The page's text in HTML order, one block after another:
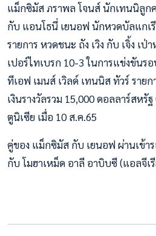
แม็กซิมัส ภราพล โจนส์ นักเทนนิลูก
กับ แอนโธนี่ เยนอฟ นักหวดบัลแกเ
รายการ หวดชนะ ถัง เวิง กับ เจิ้ง เ
เปอร์ไทเบรก 10-3 ในการแข่งขันร
ทีเอฟ เมนส์ เวิลด์ เทนนิส ทัวร์ ราย
เงินรางวัลรวม 15,000 ดอลลาร์สหรั
ตูนิเซีย เมื่อ 10 ส.ค.65
คู่ของ แม็กซิมัส กับ เยนอฟ ผ่านเข้า
กับ โมฮาเหม็ด อาลี อาบิบซี (แอลจีเ